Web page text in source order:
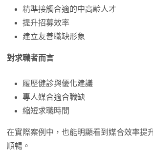
精準接觸合適的中高齡人才
提升招募效率
建立友善職缺形象
對求職者而言
履歷健診與優化建議
專人媒合適合職缺
縮短求職時間
在實際案例中，也能明顯看到媒合效率提
順暢。